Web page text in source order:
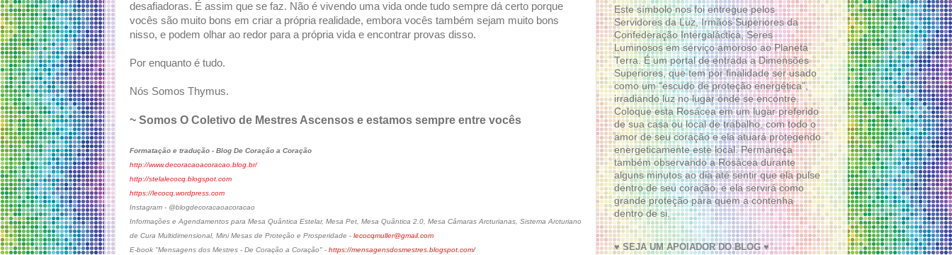
desafiadoras. É assim que se faz. Não é vivendo uma vida onde tudo sempre dá certo porque
vocês são muito bons em criar a própria realidade, embora vocês também sejam muito bons
nisso, e podem olhar ao redor para a própria vida e encontrar provas disso.
Por enquanto é tudo.
Nós Somos Thymus.
~ Somos O Coletivo de Mestres Ascensos e estamos sempre entre vocês
Formatação e tradução - Blog De Coração a Coração
http://www.decoracaoacoracao.blog.br/
http://stelalecocq.blogspot.com
https://lecocq.wordpress.com
Instagram - @blogdecoracaoacoracao
Informações e Agendamentos para Mesa Quântica Estelar, Mesa Pet, Mesa Quântica 2.0, Mesa Câmaras Arcturianas, Sistema Arcturiano
de Cura Multidimensional, Mini Mesas de Proteção e Prosperidade - lecocqmuller@gmail.com
E-book "Mensagens dos Mestres - De Coração a Coração" - https://mensagensdosmestres.blogspot.com/
Este símbolo nos foi entregue pelos
Servidores da Luz, Irmãos Superiores da
Confederação Intergaláctica, Seres
Luminosos em serviço amoroso ao Planeta
Terra. É um portal de entrada a Dimensões
Superiores, que tem por finalidade ser usado
como um “escudo de proteção energética”,
irradiando luz no lugar onde se encontre.
Coloque esta Rosácea em um lugar preferido
de sua casa ou local de trabalho, com todo o
amor de seu coração e ela atuará protegendo
energeticamente este local. Permaneça
também observando a Rosácea durante
alguns minutos ao dia até sentir que ela pulse
dentro de seu coração, e ela servirá como
grande proteção para quem a contenha
dentro de si.
♥ SEJA UM APOIADOR DO BLOG ♥